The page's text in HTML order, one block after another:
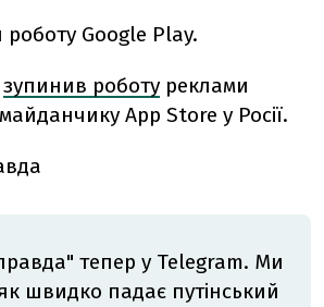
Google Play.
зупинив роботу реклами
App Store у Росії.
тепер у Telegram. Ми
швидко падає путінський